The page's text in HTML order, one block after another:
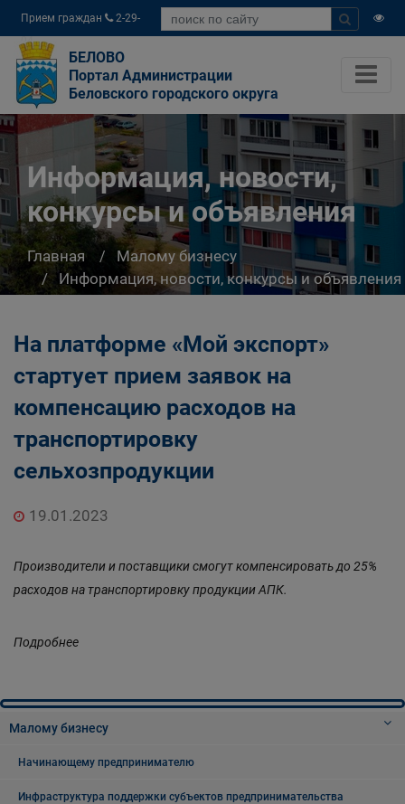
Прием граждан
2-29-
04
БЕЛОВО
Портал Администрации
Беловского городского округа
Информация, новости,
конкурсы и объявления
Главная
Малому бизнесу
Информация, новости, конкурсы и объявления
На платформе «Мой экспорт»
стартует прием заявок на
компенсацию расходов на
транспортировку
сельхозпродукции
19.01.2023
Производители и поставщики смогут компенсировать до 25%
расходов на транспортировку продукции АПК.
Подробнее
Малому бизнесу
Начинающему предпринимателю
Инфраструктура поддержки субъектов предпринимательства